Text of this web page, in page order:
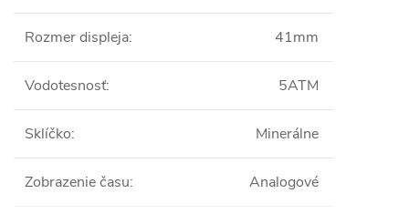
Rozmer displeja: 41mm
Vodotesnosť: 5ATM
Sklíčko: Minerálne
Zobrazenie času: Analogové